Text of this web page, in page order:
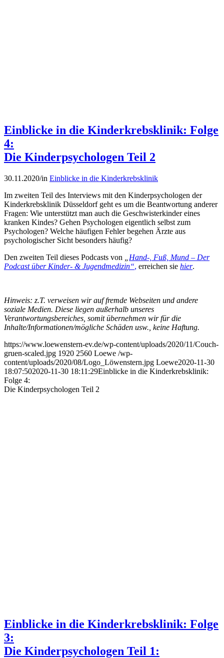
Einblicke in die Kinderkrebsklinik: Folge
4:
Die Kinderpsychologen Teil 2
30.11.2020/in Einblicke in die Kinderkrebsklinik
Im zweiten Teil des Interviews mit den Kinderpsychologen der
Kinderkrebsklinik Düsseldorf geht es um die Beantwortung anderer
Fragen: Wie unterstützt man auch die Geschwisterkinder eines
kranken Kindes? Gehen Psychologen eigentlich selbst zum
Psychologen? Welche häufigen Fehler begehen Ärzte aus
psychologischer Sicht besonders häufig?
Den zweiten Teil dieses Podcasts von
Hand-, Fuß, Mund – Der
Podcast über Kinder- & Jugendmedizin“, erreichen sie hier.
Hinweis: z.T. verweisen wir auf fremde Webseiten und andere
soziale Medien. Diese liegen außerhalb unseres
Verantwortungsbereiches, somit übernehmen wir für die
Inhalte/Informationen/mögliche Schäden usw., keine Haftung.
https://www.loewenstern-ev.de/wp-content/uploads/2020/11/Couch-
gruen-scaled.jpg 1920 2560 Loewe /wp-
content/uploads/2020/08/Logo_Löwenstern.jpg Loewe2020-11-30
18:07:502020-11-30 18:11:29Einblicke in die Kinderkrebsklinik:
Folge 4:
Die Kinderpsychologen Teil 2
Einblicke in die Kinderkrebsklinik: Folge
3:
Die Kinderpsychologen Teil 1: